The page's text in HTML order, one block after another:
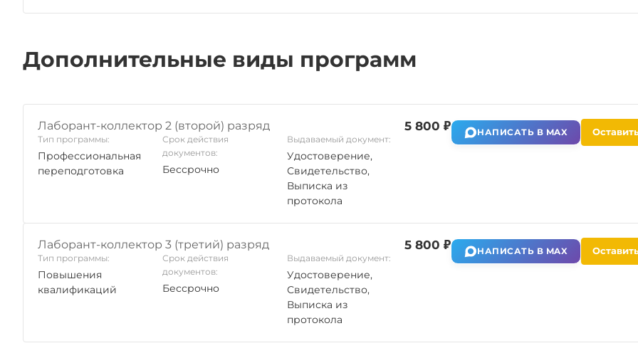
Дополнительные виды программ
Лаборант-коллектор 2 (второй) разряд
Тип программы:
Профессиональная
переподготовка
Срок действия
документов:
Бессрочно
Выдаваемый документ:
Удостоверение,
Свидетельство,
Выписка из
протокола
5 800 ₽ НАПИСАТЬ В MAX
Лаборант-коллектор 3 (третий) разряд
Тип программы:
Повышения
квалификаций
Срок действия
документов:
Бессрочно
Выдаваемый документ:
Удостоверение,
Свидетельство,
Выписка из
протокола
5 800 ₽ НАПИСАТЬ В MAX